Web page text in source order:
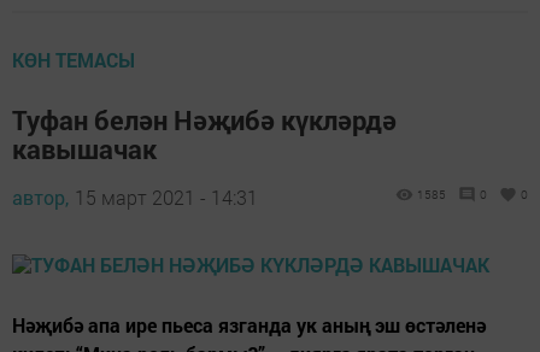
КӨН ТЕМАСЫ
Туфан белән Нәҗибә күкләрдә
кавышачак
автор, 15 март 2021 - 14:31 1585 0 0
Нәҗибә апа ире пьеса язганда ук аның эш өстәленә